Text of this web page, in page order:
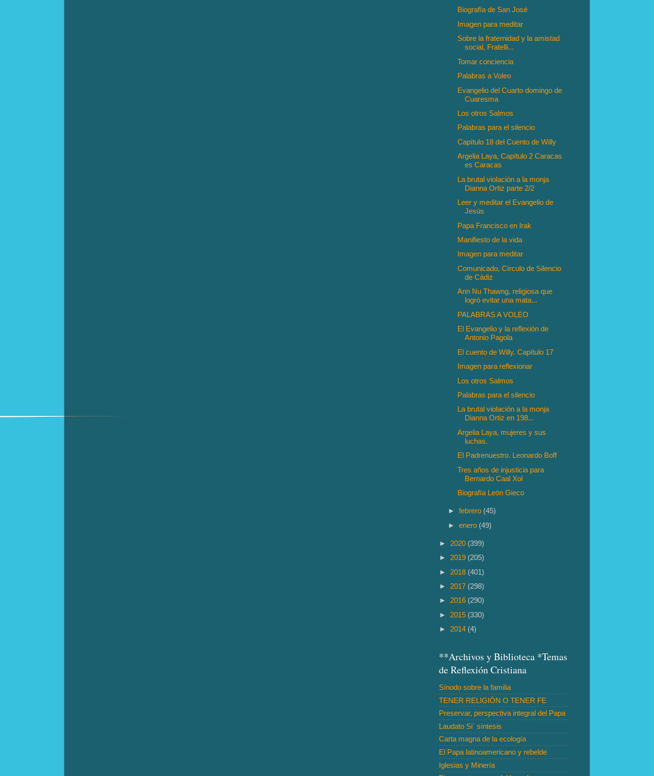
Biografía de San José
Imagen para meditar
Sobre la fraternidad y la amistad
social, Fratelli...
Tomar conciencia
Palabras a Voleo
Evangelio del Cuarto domingo de
Cuaresma
Los otros Salmos
Palabras para el silencio
Capítulo 18 del Cuento de Willy
Argelia Laya, Capítulo 2 Caracas
es Caracas
La brutal violación a la monja
Dianna Ortiz parte 2/2
Leer y meditar el Evangelio de
Jesús
Papa Francisco en Irak
Manifiesto de la vida
Imagen para meditar
Comunicado, Círculo de Silencio
de Cádiz
Ann Nu Thawng, religiosa que
logró evitar una mata...
PALABRAS A VOLEO
El Evangelio y la reflexión de
Antonio Pagola
El cuento de Willy. Capítulo 17
Imagen para reflexionar
Los otros Salmos
Palabras para el silencio
La brutal violación a la monja
Dianna Ortiz en 198...
Argelia Laya, mujeres y sus
luchas.
El Padrenuestro. Leonardo Boff
Tres años de injusticia para
Bernardo Caal Xol
Biografía León Gieco
►febrero (45)
►enero (49)
► 2020 (399)
► 2019 (205)
► 2018 (401)
► 2017 (298)
► 2016 (290)
► 2015 (330)
► 2014 (4)
**Archivos y Biblioteca *Temas
de Reflexión Cristiana
Sínodo sobre la familia
TENER RELIGIÓN O TENER FE
Preservar, perspectiva integral del Papa
Laudato Si´ síntesis
Carta magna de la ecología
El Papa latinoamericano y rebelde
Iglesias y Minería